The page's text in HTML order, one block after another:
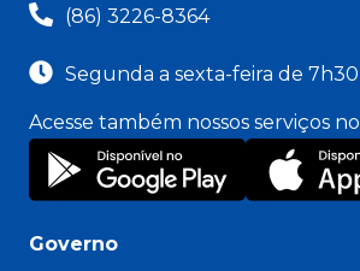
(86) 3226-8364
Segunda a sexta-feira de 7h30
Acesse também nossos serviços
Governo